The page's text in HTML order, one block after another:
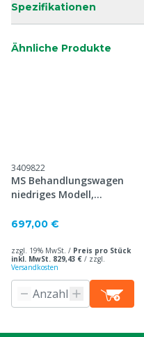
Spezifikationen
Ähnliche Produkte
3409822
MS Behandlungswagen
niedriges Modell,
697,00 €
zzgl. 19% MwSt. / Preis pro Stück
inkl. MwSt. 829,43 € / zzgl.
Versandkosten